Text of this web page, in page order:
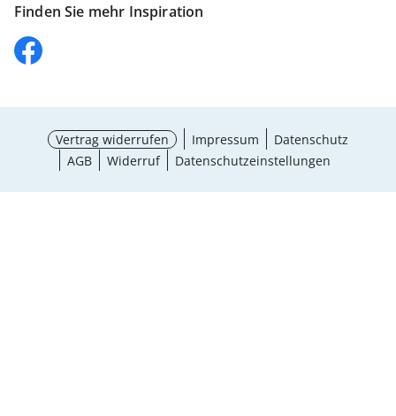
Finden Sie mehr Inspiration
Vertrag widerrufen Impressum
Datenschutz
AGB
Widerruf Datenschutzeinstellungen